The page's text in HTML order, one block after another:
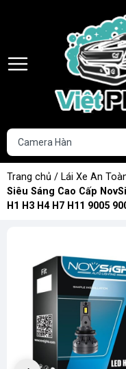
Trang chủ / Lái Xe An
Siêu Sáng Cao Cấp
H1 H3 H4 H7 H11 9005